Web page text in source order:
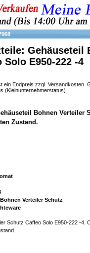
Gehäuseteil
Solo E950-222 -4
ein Endpreis zzgl.
(Kleinunternehmerstatus)
Bohnen Verteiler
Zustand.
Verteiler Schutz
Schutz Caffeo Solo E950-222 -4.